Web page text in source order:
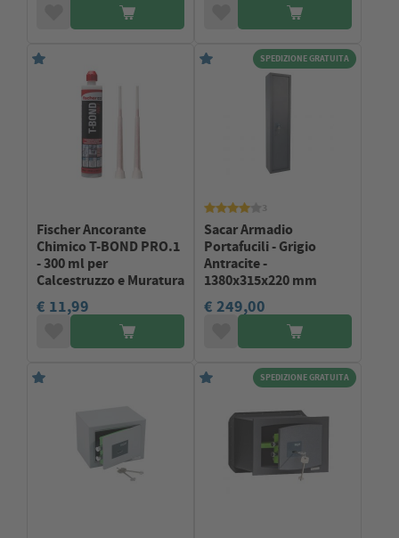
Fischer Ancorante
Chimico T-BOND PRO.1
- 300 ml per
Calcestruzzo e Muratura
€ 11,99
SPEDIZIONE GRATUITA
Sacar Armadio
Portafucili - Grigio
Antracite -
1380x315x220 mm
€ 249,00
SPEDIZIONE GRATUITA